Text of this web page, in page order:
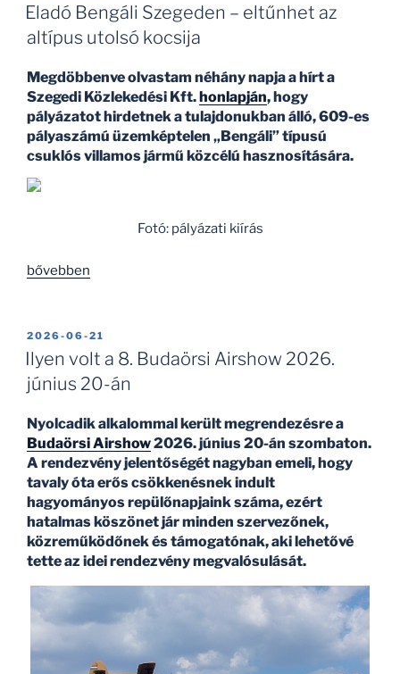
Eladó Bengáli Szegeden – eltűnhet az
altípus utolsó kocsija
Megdöbbenve olvastam néhány napja a hírt a
Szegedi Közlekedési Kft.honlapján, hogy
pályázatot hirdetnek a tulajdonukban álló, 609-es
pályaszámú üzemképtelen „Bengáli” típusú
csuklós villamos jármű közcélú hasznosítására.
Fotó: pályázati kiírás
„Eladó
–
eltűnhet
az
altípus
utolsó
kocsija”
bővebben
BEKÜLDVE:
2026-06-21
Ilyen volt a 8. Budaörsi Airshow 2026.
június 20-án
Nyolcadik alkalommal került megrendezésre a
Budaörsi Airshow2026. június 20-án szombaton.
A rendezvény jelentőségét nagyban emeli, hogy
tavaly óta erős csökkenésnek indult
hagyományos repülőnapjaink száma, ezért
hatalmas köszönet jár minden szervezőnek,
közreműködőnek és támogatónak, aki lehetővé
tette az idei rendezvény megvalósulását.